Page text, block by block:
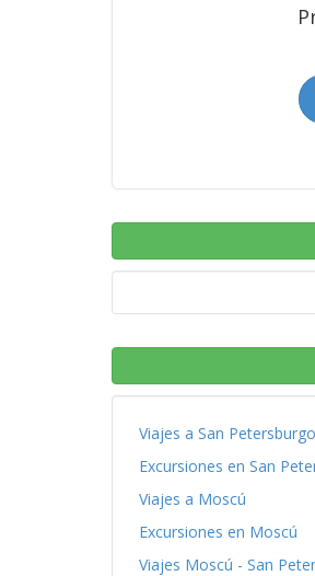
Viajes a San Petersburgo
Excursiones en San
Viajes a Moscú
Excursiones en Moscú
Viajes Moscú - San